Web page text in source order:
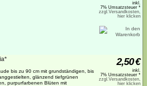
inkl.
7% Umsatzsteuer *
zzgl.Versandkosten,
hier klicken
bis zu 90 cm mit grundständigen, bis
glänzend tiefgrünen
purpurfarbenen Blüten mit
2,50€
inkl.
7% Umsatzsteuer *
zzgl.Versandkosten,
hier klicken